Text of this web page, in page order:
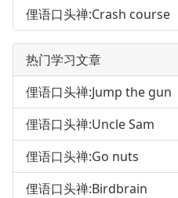
俚语口头禅:Crash course
热门学习文章
俚语口头禅:Jump the gun
俚语口头禅:Uncle Sam
俚语口头禅:Go nuts
俚语口头禅:Birdbrain